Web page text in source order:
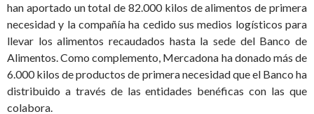
han aportado un total de 82.000 kilos de alimentos de primera
necesidad y la compañía ha cedido sus medios logísticos para
llevar los alimentos recaudados hasta la sede del Banco de
Alimentos. Como complemento, Mercadona ha donado más de
6.000 kilos de productos de primera necesidad que el Banco ha
distribuido a través de las entidades benéficas con las que
colabora.